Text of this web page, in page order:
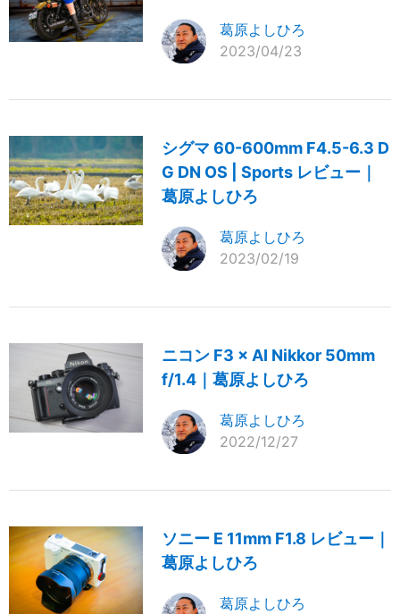
葛原よしひろ
2023/04/23
シグマ 60-600mm F4.5-6.3 D
G DN OS | Sports レビュー｜
葛原よしひろ
葛原よしひろ
2023/02/19
ニコン F3 × AI Nikkor 50mm
f/1.4｜葛原よしひろ
葛原よしひろ
2022/12/27
ソニー E 11mm F1.8 レビュー｜
葛原よしひろ
葛原よしひろ